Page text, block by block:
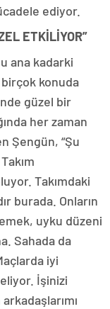
ediyor.
ETKİLİYOR”
ana kadarki
konuda
güzel bir
her zaman
Şengün, “Şu
Takımdaki
burada. Onların
uyku düzeni
Sahada da
iyi
İşinizi